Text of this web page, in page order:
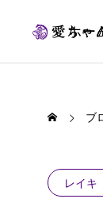
ホー
ブ
レイキ